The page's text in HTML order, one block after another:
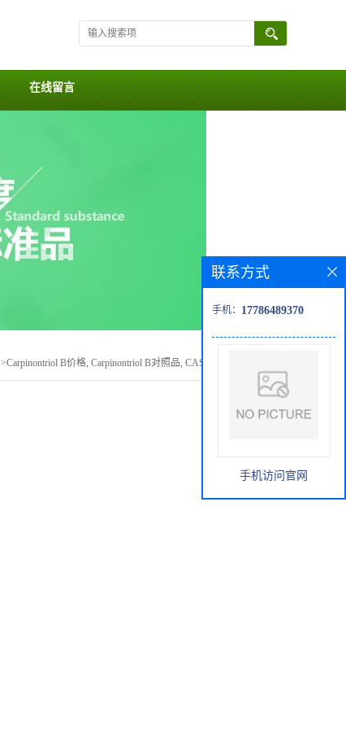
在线留言
>Carpinontriol B价格, Carpinontriol B对照品, CAS号:473451-73-9
联系方式
手机： 17786489370
手机访问官网